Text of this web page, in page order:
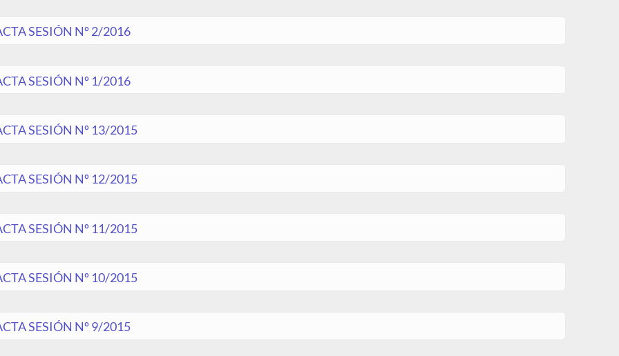
SESIÓN Nº 2/2016
SESIÓN Nº 1/2016
SESIÓN Nº 13/2015
SESIÓN Nº 12/2015
SESIÓN Nº 11/2015
SESIÓN Nº 10/2015
SESIÓN Nº 9/2015